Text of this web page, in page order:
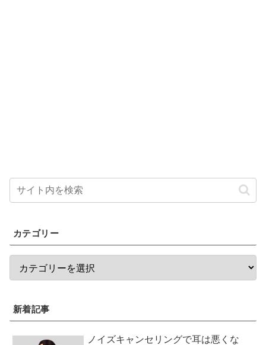
カテゴリー
新着記事
ノイズキャンセリングで耳は悪くな